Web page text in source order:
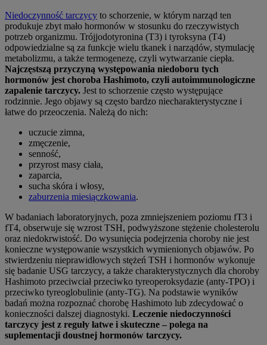
Niedoczynność tarczycy to schorzenie, w którym narząd ten
produkuje zbyt mało hormonów w stosunku do rzeczywistych
potrzeb organizmu. Trójjodotyronina (T3) i tyroksyna (T4)
odpowiedzialne są za funkcje wielu tkanek i narządów, stymulację
metabolizmu, a także termogenezę, czyli wytwarzanie ciepła.
Najczęstszą przyczyną występowania niedoboru tych
hormonów jest choroba Hashimoto, czyli autoimmunologiczne
zapalenie tarczycy. Jest to schorzenie często występujące
rodzinnie. Jego objawy są często bardzo niecharakterystyczne i
łatwe do przeoczenia. Należą do nich:
uczucie zimna,
zmęczenie,
senność,
przyrost masy ciała,
zaparcia,
sucha skóra i włosy,
zaburzenia miesiączkowania.
W badaniach laboratoryjnych, poza zmniejszeniem poziomu fT3 i
fT4, obserwuje się wzrost TSH, podwyższone stężenie cholesterolu
oraz niedokrwistość. Do wysunięcia podejrzenia choroby nie jest
konieczne występowanie wszystkich wymienionych objawów. Po
stwierdzeniu nieprawidłowych stężeń TSH i hormonów wykonuje
się badanie USG tarczycy, a także charakterystycznych dla choroby
Hashimoto przeciwciał przeciwko tyreoperoksydazie (anty-TPO) i
przeciwko tyreoglobulinie (anty-TG). Na podstawie wyników
badań można rozpoznać chorobę Hashimoto lub zdecydować o
konieczności dalszej diagnostyki. Leczenie niedoczynności
tarczycy jest z reguły łatwe i skuteczne – polega na
suplementacji doustnej hormonów tarczycy.